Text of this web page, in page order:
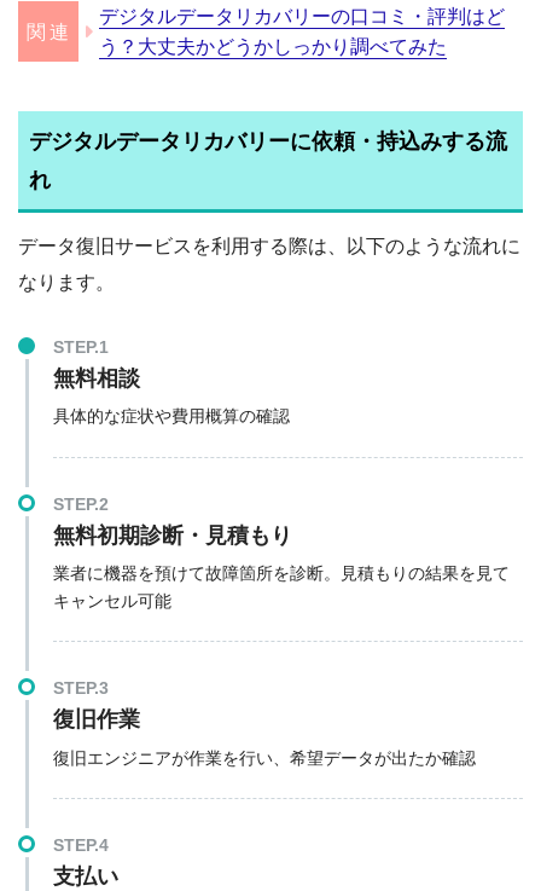
デジタルデータリカバリーの口コミ・評判はど
う？大丈夫かどうかしっかり調べてみた
デジタルデータリカバリーに依頼・持込みする流
れ
データ復旧サービスを利用する際は、以下のような流れに
なります。
STEP.1
無料相談
具体的な症状や費用概算の確認
STEP.2
無料初期診断・見積もり
業者に機器を預けて故障箇所を診断。見積もりの結果を見て
キャンセル可能
STEP.3
復旧作業
復旧エンジニアが作業を行い、希望データが出たか確認
STEP.4
支払い